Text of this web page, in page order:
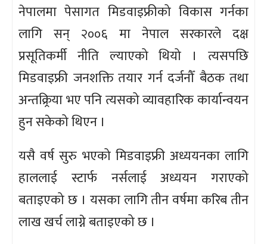
नेपालमा पेसागत मिडवाइफ्रीको विकास गर्नका
लागि सन् २००६ मा नेपाल सरकारले दक्ष
प्रसूतिकर्मी नीति ल्याएको थियो । त्यसपछि
मिडवाइफ्री जनशक्ति तयार गर्न दर्जनौँ बैठक तथा
अन्तक्र्रिया भए पनि त्यसको व्यावहारिक कार्यान्वयन
हुन सकेको थिएन ।
यसै वर्ष सुरु भएको मिडवाइफ्री अध्ययनका लागि
हाललाई स्टार्फ नर्सलाई अध्ययन गराएको
बताइएको छ । यसका लागि तीन वर्षमा करिब तीन
लाख खर्च लाग्ने बताइएको छ ।